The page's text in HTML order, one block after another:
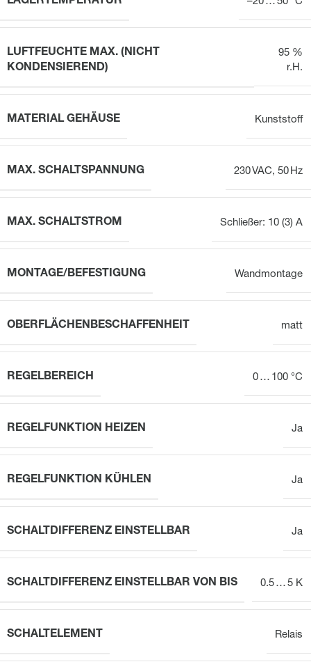
LUFTFEUCHTE MAX. (NICHT
KONDENSIEREND)
95 %
r.H.
MATERIAL GEHÄUSE Kunststoff
MAX. SCHALTSPANNUNG 230 VAC, 50 Hz
MAX. SCHALTSTROM Schließer: 10 (3) A
MONTAGE/BEFESTIGUNG Wandmontage
OBERFLÄCHENBESCHAFFENHEIT matt
REGELBEREICH 0 … 100 °C
REGELFUNKTION HEIZEN Ja
REGELFUNKTION KÜHLEN Ja
SCHALTDIFFERENZ EINSTELLBAR Ja
SCHALTDIFFERENZ EINSTELLBAR VON BIS 0.5 … 5 K
SCHALTELEMENT Relais